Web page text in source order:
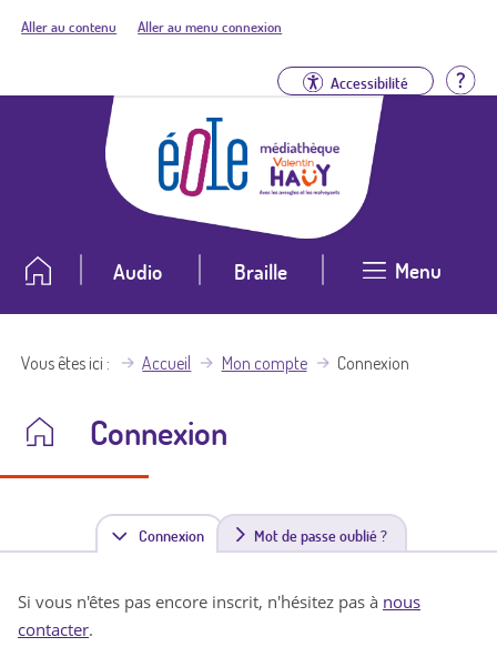
Aller au contenu Aller au menu connexion
Accessibilité
Audio Braille Menu
Vous êtes ici Accueil Mon compte Connexion
Connexion
Connexion(
n
Mot de passe oublié ?
Si vous n'êtes pas encore inscrit, n'hésitez pas à nous
contacter.